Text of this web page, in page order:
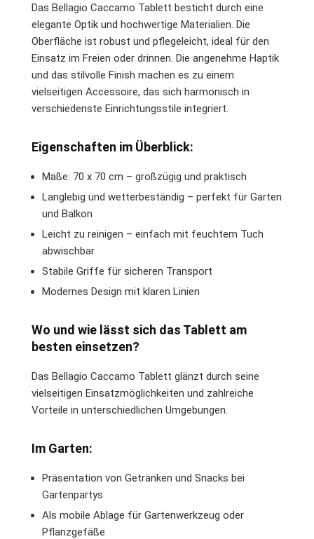
Das Bellagio Caccamo Tablett besticht durch eine
elegante Optik und hochwertige Materialien. Die
Oberfläche ist robust und pflegeleicht, ideal für den
Einsatz im Freien oder drinnen. Die angenehme Haptik
und das stilvolle Finish machen es zu einem
vielseitigen Accessoire, das sich harmonisch in
verschiedenste Einrichtungsstile integriert.
Eigenschaften im Überblick:
Maße: 70 x 70 cm – großzügig und praktisch
Langlebig und wetterbeständig – perfekt für Garten
und Balkon
Leicht zu reinigen – einfach mit feuchtem Tuch
abwischbar
Stabile Griffe für sicheren Transport
Modernes Design mit klaren Linien
Wo und wie lässt sich das Tablett am
besten einsetzen?
Das Bellagio Caccamo Tablett glänzt durch seine
vielseitigen Einsatzmöglichkeiten und zahlreiche
Vorteile in unterschiedlichen Umgebungen.
Im Garten:
Präsentation von Getränken und Snacks bei
Gartenpartys
Als mobile Ablage für Gartenwerkzeug oder
Pflanzgefäße